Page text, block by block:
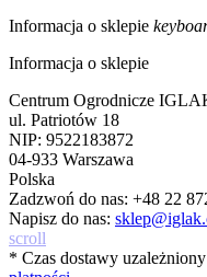
Informacja o sklepie
Informacja o sklepie
Centrum Ogrodnicze
ul. Patriotów 18
NIP: 9522183872
04-933 Warszawa
Polska
Zadzwoń do nas: +48 22
Napisz do nas:
scroll
* Czas dostawy